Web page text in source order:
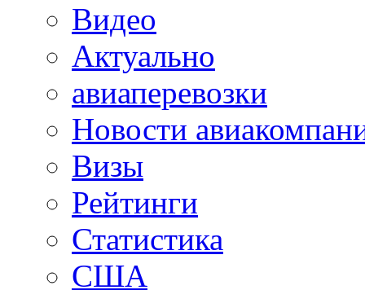
Видео
Актуально
авиаперевозки
Новости
Визы
Рейтинги
Статистика
США